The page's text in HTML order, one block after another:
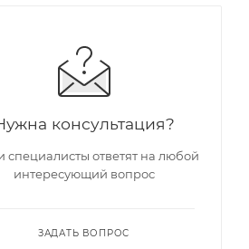
консультация?
специалисты ответят на любой
интересующий вопрос
ЗАДАТЬ ВОПРОС